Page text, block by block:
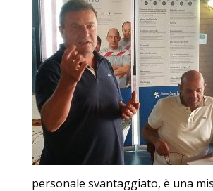
personale svantaggiato, è una